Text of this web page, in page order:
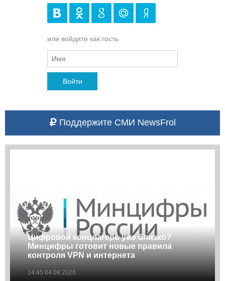
или войдите как гость
Войти
Поддержите СМИ NewsFrol
Цифровой концлагерь уже близко?
Минцифры готовит новые правила
контроля VPN и интернета
14:45 04.08.2026